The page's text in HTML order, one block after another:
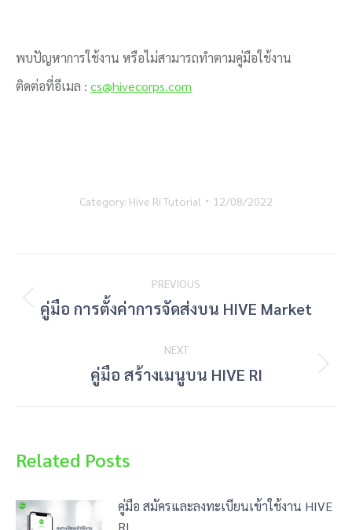
พบปัญหาการใช้งาน หรือไม่สามารถทำตามคู่มือใช้งาน
ติดต่อที่อีเมล : cs@hivecorps.com
Category: Hive Ri Tutorial 12/08/2022
navigation
PREVIOUS
Previous
คู่มือ การตั้งค่าการจัดส่งบน HIVE Market
NEXT
Next
post:
คู่มือ สร้างเมนูบน HIVE RI
Related Posts
คู่มือ สมัครและลงทะเบียนเข้าใช้งาน HIVE